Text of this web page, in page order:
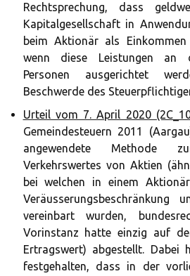
Rechtsprechung, dass
Kapitalgesellschaft in
beim Aktionär als Einkommen
wenn diese Leistungen an
Personen ausgerichtet
Beschwerde des
Urteil vom 7. April 2020
Gemeindesteuern 2011
angewendete Methode
Verkehrswertes von Aktien
bei welchen in einem
Veräusserungsbeschränkung
vereinbart wurden,
Vorinstanz hatte einzig auf
Ertragswert) abgestellt. Dabei
festgehalten, dass in der